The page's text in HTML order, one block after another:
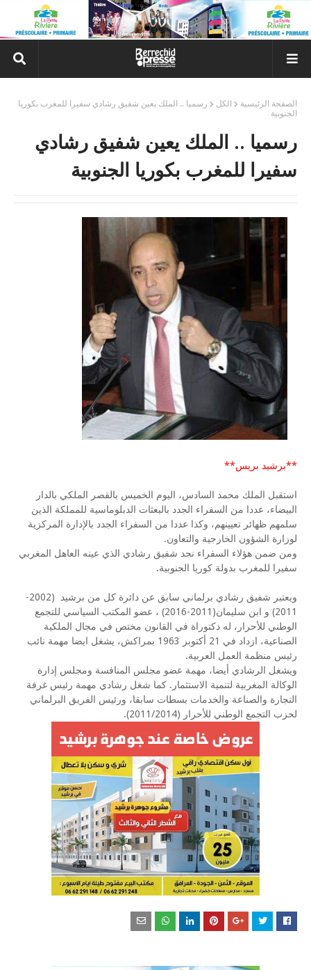
الصفحة الرئيسية الكل
رسميا .. الملك يعين شفيق رشادي سفيرا للمغرب بكوريا
الجنوبية
رسميا .. الملك يعين شفيق رشادي
سفيرا للمغرب بكوريا الجنوبية
**برشيد بريس**
استقبل الملك محمد السادس، اليوم الخميس بالقصر الملكي بالدار
البيضاء، عددا من السفراء الجدد بالبعثات الدبلوماسية للمملكة الذين
سلمهم ظهائر تعيينهم، وكذا عددا من السفراء الجدد بالإدارة المركزية
لوزارة الشؤون الخارجية والتعاون.
ومن ضمن هؤلاء السفراء نجد شفيق رشادي الذي عينه العاهل المغربي
سفيرا للمغرب بدولة كوريا الجنوبية.
ويعتبر شفيق رشادي برلماني سابق عن دائرة كل من برشيد (2002-
2011) و ابن سليمان(2011-2016) ، عضو المكتب السياسي للتجمع
الوطني للأحرار، له دكتوراة في القانون مختص في مجال الملكية
الصناعية، ازداد في 21 أكتوبر 1963 بمراكش، يشغل ايضا مهمة نائب
رئيس منظمة العمل العربية.
ويشغل الرشادي أيضا، مهمة عضو مجلس المنافسة ومجلس إدارة
الوكالة المغربية لتنمية الاستثمار. كما شغل رشادي مهمة رئيس غرفة
التجارة والصناعة والخدمات بسطات سابقا، ورئيس الفريق البرلماني
لحزب التجمع الوطني للأحرار (2011/2014).